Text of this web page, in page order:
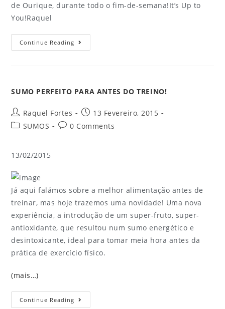
de Ourique, durante todo o fim-de-semana!It’s Up to
You!Raquel
Continue Reading
SUMO PERFEITO PARA ANTES DO TREINO!
Raquel Fortes
13 Fevereiro, 2015
SUMOS
0 Comments
13/02/2015
Já aqui falámos sobre a melhor alimentação antes de
treinar, mas hoje trazemos uma novidade! Uma nova
experiência, a introdução de um super-fruto, super-
antioxidante, que resultou num sumo energético e
desintoxicante, ideal para tomar meia hora antes da
prática de exercício físico.
(mais…)
Continue Reading